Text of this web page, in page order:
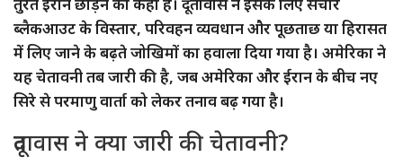
ब्लैकआउट के विस्तार, परिवहन व्यवधान और पूछताछ या हिरासत
में लिए जाने के बढ़ते जोखिमों का हवाला दिया गया है। अमेरिका ने
यह चेतावनी तब जारी की है, जब अमेरिका और ईरान के बीच नए
सिरे से परमाणु वार्ता को लेकर तनाव बढ़ गया है।
दूतावास ने क्या जारी की चेतावनी?